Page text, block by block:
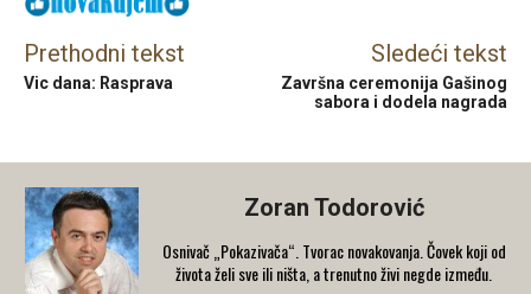
Prethodni tekst
Vic dana: Rasprava
Sledeći tekst
Završna ceremonija Gašinog
sabora i dodela nagrada
Zoran Todorović
Osnivač „Pokazivača“. Tvorac novakovanja. Čovek koji od
života želi sve ili ništa, a trenutno živi negde između.